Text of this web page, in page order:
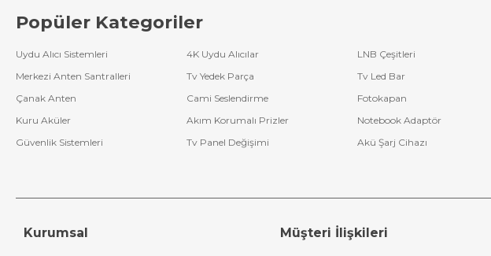
Popüler Kategoriler
Uydu Alıcı Sistemleri 4K Uydu Alıcılar LNB Çeşitleri
Merkezi Anten Santralleri
Tv Yedek Parça Tv Led Bar
Çanak Anten
Cami Seslendirme Fotokapan
Kuru Aküler
Akım Korumalı Prizler Notebook Adaptör
Güvenlik Sistemleri
Tv Panel Değişimi Akü Şarj Cihazı
Kurumsal Müşteri İlişkileri